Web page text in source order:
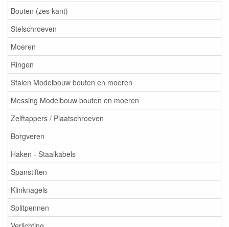
Bouten (zes kant)
Stelschroeven
Moeren
Ringen
Stalen Modelbouw bouten en moeren
Messing Modelbouw bouten en moeren
Zelftappers / Plaatschroeven
Borgveren
Haken - Staalkabels
Spanstiften
Klinknagels
Splitpennen